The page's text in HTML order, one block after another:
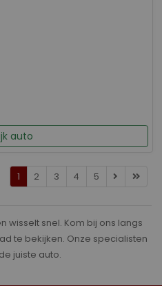
auto
1 2 3 4 5
wisselt snel. Kom bij ons langs
te bekijken. Onze specialisten
juiste auto.